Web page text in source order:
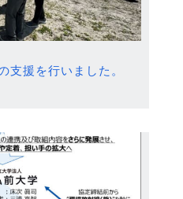
支援を行いました。